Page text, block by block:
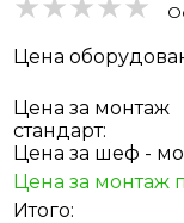
Цена
Цена за монтаж
стандарт:
Цена за шеф -
Цена за монтаж
Итого: